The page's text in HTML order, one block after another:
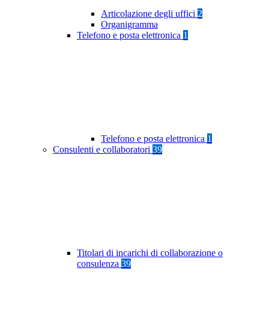
Articolazione degli uffici 2
Organigramma
Telefono e posta elettronica 1
Telefono e posta elettronica 1
Consulenti e collaboratori 39
Titolari di incarichi di collaborazione o
consulenza 39